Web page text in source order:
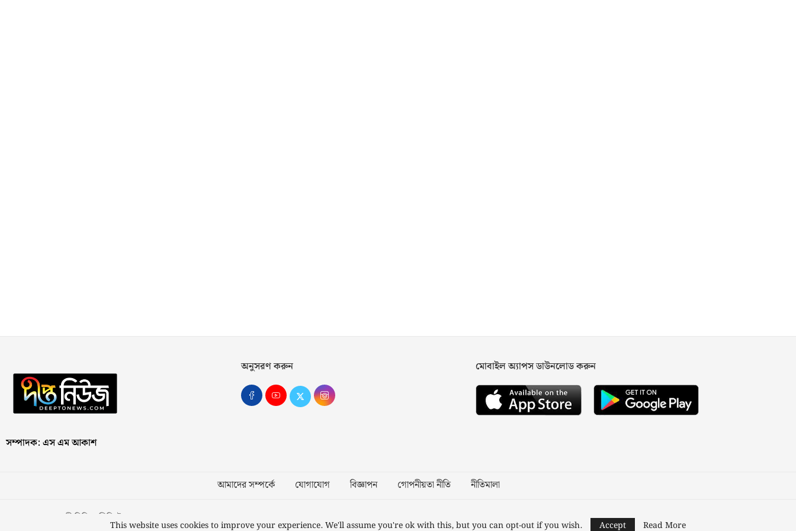
সম্পাদক: এস এম আকাশ
অনুসরণ করুন মোবাইল অ্যাপস ডাউনলোড করুন
আমাদের সম্পর্কে যোগাযোগ বিজ্ঞাপন গোপনীয়তা নীতি নীতিমালা
স্বত্ব © ২০২৩ কাজী মিডিয়া লিমিটেড Designed and Developed byNusratech Pte Ltd.
This website uses cookies to improve your experience. We'll assume you're ok with this, but you can opt-out if you wish. Accept Read More